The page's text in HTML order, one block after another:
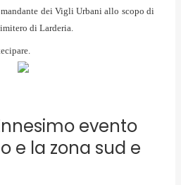
dei Vigli Urbani allo scopo di
di Larderia.
evento
e la zona sud e